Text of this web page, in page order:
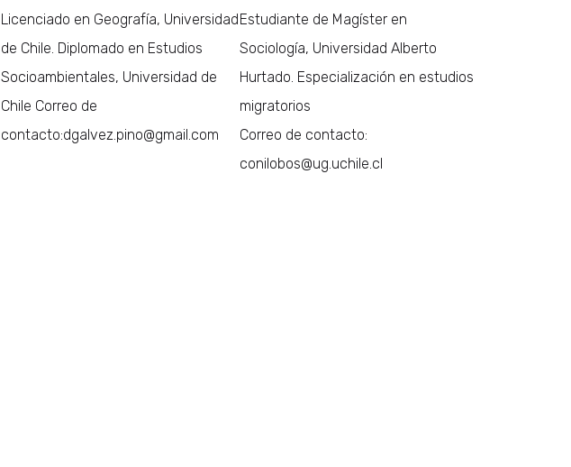
Licenciado en Geografía, Universidad
de Chile. Diplomado en Estudios
Socioambientales, Universidad de
Chile Correo de
contacto:dgalvez.pino@gmail.com
Estudiante de Magíster en
Sociología, Universidad Alberto
Hurtado. Especialización en estudios
migratorios
Correo de contacto:
conilobos@ug.uchile.cl